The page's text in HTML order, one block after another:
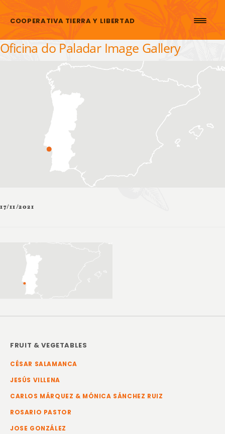
COOPERATIVA TIERRA Y LIBERTAD
Oficina do Paladar Image Gallery
17/11/2021
FRUIT & VEGETABLES
CÉSAR SALAMANCA
JESÚS VILLENA
CARLOS MÁRQUEZ & MÓNICA SÁNCHEZ RUIZ
ROSARIO PASTOR
JOSE GONZÁLEZ